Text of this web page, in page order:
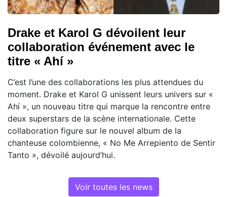
Drake et Karol G dévoilent leur
collaboration événement avec le
titre « Ahí »
C’est l’une des collaborations les plus attendues du
moment. Drake et Karol G unissent leurs univers sur «
Ahí », un nouveau titre qui marque la rencontre entre
deux superstars de la scène internationale. Cette
collaboration figure sur le nouvel album de la
chanteuse colombienne, « No Me Arrepiento de Sentir
Tanto », dévoilé aujourd’hui.
Voir toutes les news